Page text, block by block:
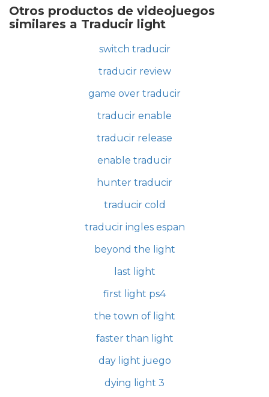
Otros productos de videojuegos
similares a Traducir light
switch traducir
traducir review
game over traducir
traducir enable
traducir release
enable traducir
hunter traducir
traducir cold
traducir ingles espan
beyond the light
last light
first light ps4
the town of light
faster than light
day light juego
dying light 3